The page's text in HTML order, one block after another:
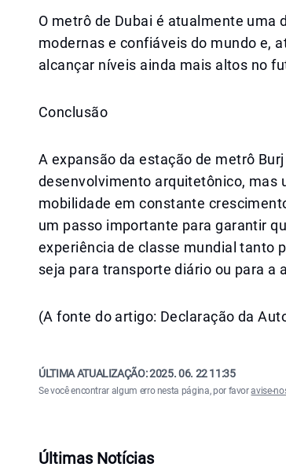
O metrô de Dubai é atualmente uma
modernas e confiáveis do mundo e,
alcançar níveis ainda mais altos no
Conclusão
A expansão da estação de metrô
desenvolvimento arquitetônico, mas
mobilidade em constante
um passo importante para garantir
experiência de classe mundial tanto
seja para transporte diário ou para a
(A fonte do artigo: Declaração da
ÚLTIMA ATUALIZAÇÃO:2025. 06. 22 11:35
Se você encontrar algum erro nesta página, por favoravise-
Últimas Notícias